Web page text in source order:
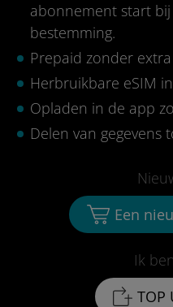
abonnement start
bestemming.
Prepaid zonder
Herbruikbare eSIM
Opladen in de app
Delen van gegevens
Ik
TOP
Een